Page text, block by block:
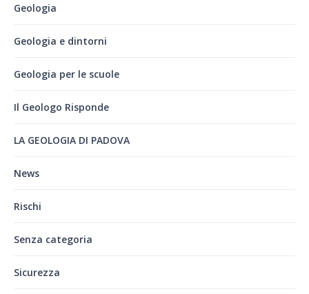
Geologia
Geologia e dintorni
Geologia per le scuole
Il Geologo Risponde
LA GEOLOGIA DI PADOVA
News
Rischi
Senza categoria
Sicurezza